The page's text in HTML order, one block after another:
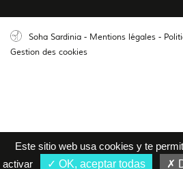
Soha Sardinia - Mentions légales -
Gestion des cookies
Este sitio web usa cookies y te
activar
OK, aceptar todas